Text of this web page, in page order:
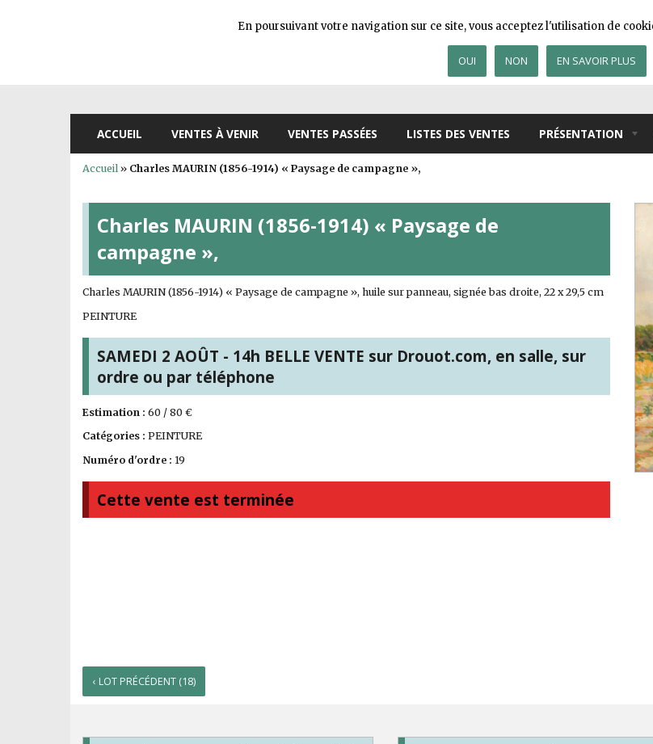
ACCUEIL VENTES À VENIR VENTES PASSÉES LISTES DES VENTES PRÉSENTATION
Accueil» Charles MAURIN (1856-1914) « Paysage de campagne »,
Charles MAURIN (1856-1914) « Paysage de
campagne »,
Charles MAURIN (1856-1914) « Paysage de campagne », huile sur panneau, signée bas droite, 22 x 29,5 cm
PEINTURE
SAMEDI 2 AOÛT - 14h BELLE VENTE sur Drouot.com, en salle, sur
ordre ou par téléphone
Estimation : 60 / 80 €
Catégories : PEINTURE
Numéro d'ordre : 19
Cette vente est terminée
‹ LOT PRÉCÉDENT (18)
En poursuivant votre navigation sur ce site, vous acceptez l'utilisation de
OUI NON EN SAVOIR PLUS